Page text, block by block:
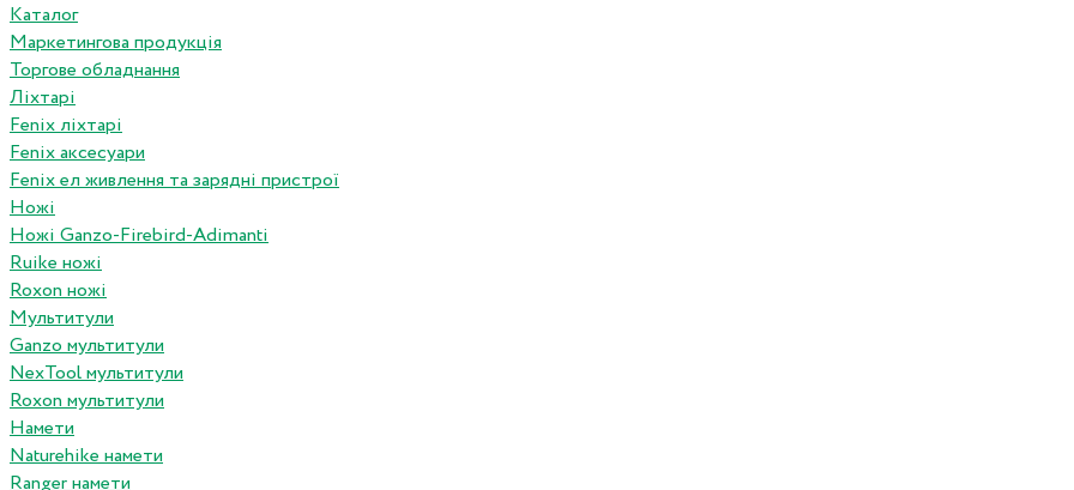
Каталог
Маркетингова продукція
Торгове обладнання
Ліхтарі
Fenix ліхтарі
Fenix аксесуари
Fenix ел живлення та зарядні пристрої
Ножі
Ножі Ganzo-Firebird-Adimanti
Ruike ножі
Roxon ножi
Мультитули
Ganzo мультитули
NexTool мультитули
Roxon мультитули
Намети
Naturehike намети
Ranger намети